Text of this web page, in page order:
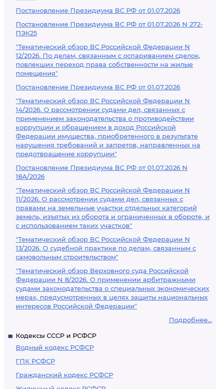
Постановление Президиума ВС РФ от 01.07.2026
Постановление Президиума ВС РФ от 01.07.2026 N 272-
ПЭК25
"Тематический обзор ВС Российской Федерации N
12/2026. По делам, связанным с оспариванием сделок,
повлекших переход права собственности на жилые
помещения"
Постановление Президиума ВС РФ от 01.07.2026
"Тематический обзор ВС Российской Федерации N
14/2026. О рассмотрении судами дел, связанных с
применением законодательства о противодействии
коррупции и обращением в доход Российской
Федерации имущества, приобретенного в результате
нарушения требований и запретов, направленных на
предотвращение коррупции"
Постановление Президиума ВС РФ от 01.07.2026 N
18А/2026
"Тематический обзор ВС Российской Федерации N
11/2026. О рассмотрении судами дел, связанных с
правами на земельные участки отдельных категорий
земель, изъятых из оборота и ограниченных в обороте, и
с использованием таких участков"
"Тематический обзор ВС Российской Федерации N
13/2026. О судебной практике по делам, связанным с
самовольным строительством"
"Тематический обзор Верховного суда Российской
Федерации N 8/2026. О применении арбитражными
судами законодательства о специальных экономических
мерах, предусмотренных в целях защиты национальных
интересов Российской Федерации"
Подробнее...
Кодексы СССР и РСФСР
Водный кодекс РСФСР
ГПК РСФСР
Гражданский кодекс РСФСР